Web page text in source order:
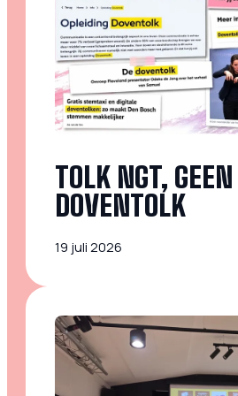
TOLK NGT, GEEN
DOVENTOLK
19 juli 2026